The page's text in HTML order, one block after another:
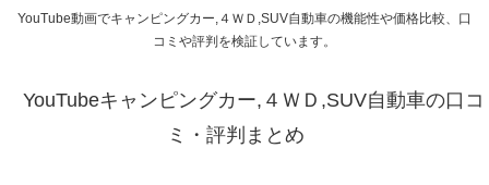
YouTube動画でキャンピングカー,４ＷＤ,SUV自動車の機能性や価格比較、口
コミや評判を検証しています。
YouTubeキャンピングカー,４ＷＤ,SUV自動車の口コ
ミ・評判まとめ